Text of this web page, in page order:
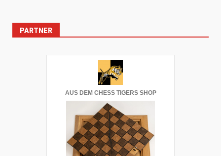
PARTNER
AUS DEM CHESS TIGERS SHOP